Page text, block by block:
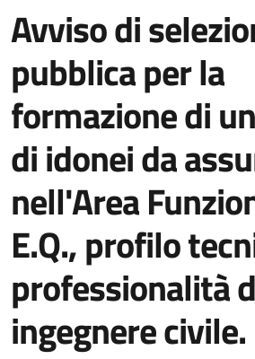
Avviso di
pubblica per la
formazione di
di idonei da
nell'Area
E.Q., profilo
professionalità
ingegnere civile.